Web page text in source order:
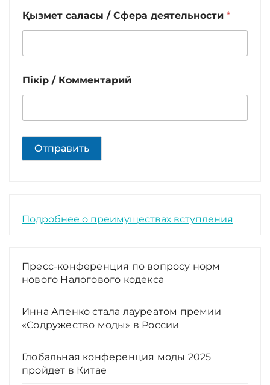
Қызмет саласы / Сфера деятельности *
Пікір / Комментарий
Отправить
Подробнее о преимуществах вступления
Пресс-конференция по вопросу норм
нового Налогового кодекса
Инна Апенко стала лауреатом премии
«Содружество моды» в России
Глобальная конференция моды 2025
пройдет в Китае